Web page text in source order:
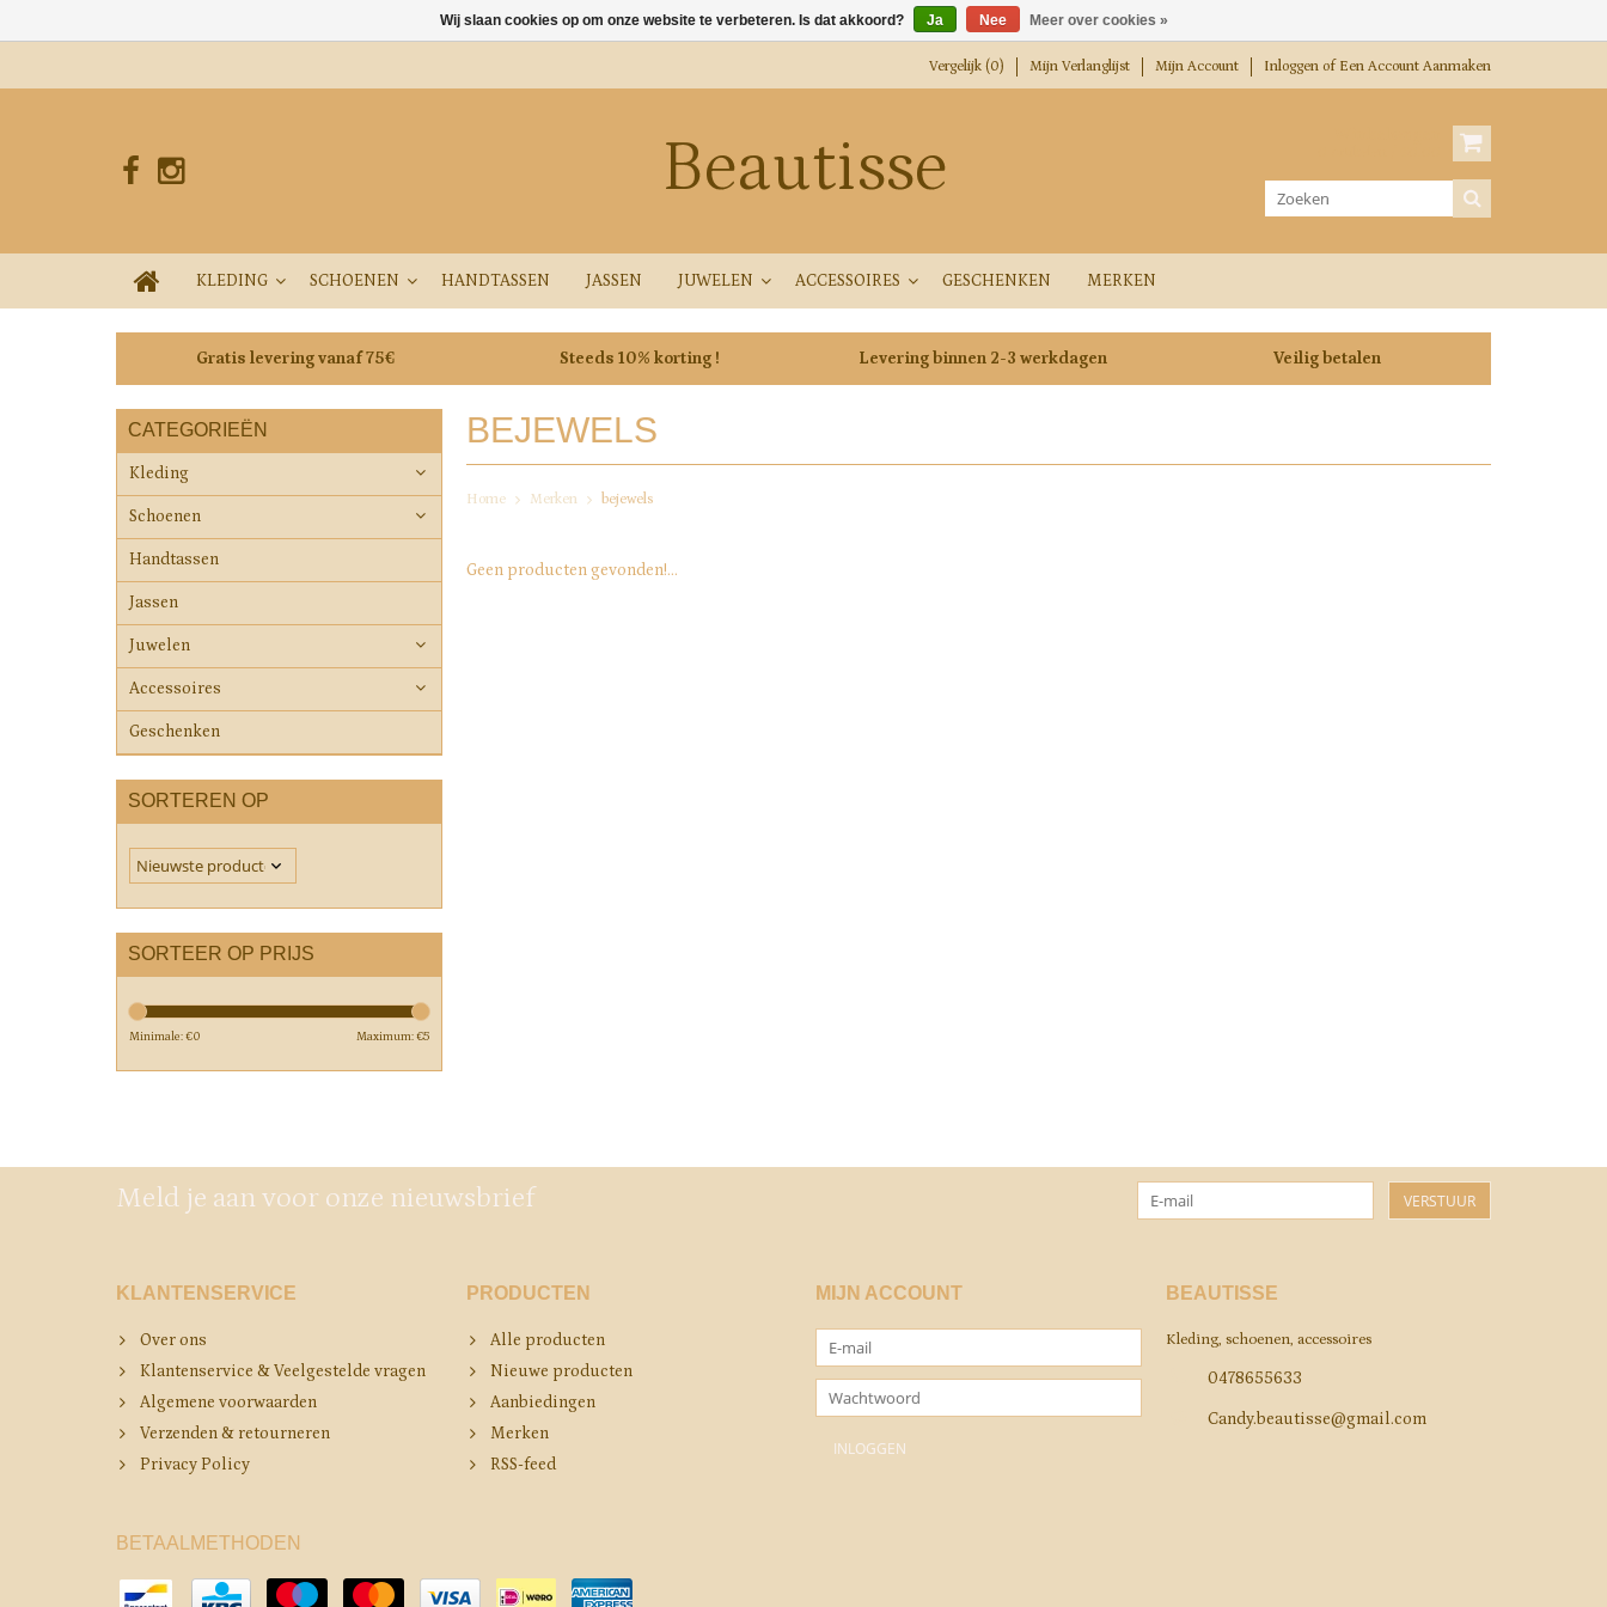
Vergelijk (0) Mijn Verlanglijst Mijn Account Inloggen of Een Account Aanmaken
Beautisse
KLEDING SCHOENEN HANDTASSEN JASSEN JUWELEN ACCESSOIRES GESCHENKEN MERKEN
Gratis levering vanaf 75€ Steeds 10% korting ! Levering binnen 2-3 werkdagen Veilig betalen
CATEGORIEËN
Kleding
Schoenen
Handtassen
Jassen
Juwelen
Accessoires
Geschenken
SORTEREN OP
SORTEER OP PRIJS
Minimale: €0 Maximum: €5
BEJEWELS
Home Merken bejewels
Geen producten gevonden!...
Meld je aan voor onze nieuwsbrief VERSTUUR
KLANTENSERVICE
Over ons
Klantenservice & Veelgestelde vragen
Algemene voorwaarden
Verzenden & retourneren
Privacy Policy
PRODUCTEN
Alle producten
Nieuwe producten
Aanbiedingen
Merken
RSS-feed
MIJN ACCOUNT BEAUTISSE
Kleding, schoenen, accessoires
0478655633
Candy.beautisse@gmail.com
BETAALMETHODEN
Wij slaan cookies op om onze website te verbeteren. Is dat akkoord? Ja Nee Meer over cookies »